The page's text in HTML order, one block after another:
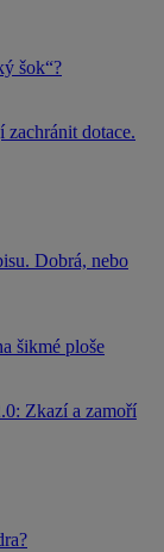
šok“?
dotace.
Dobrá, nebo
šikmé ploše
Zkazí a zamoří